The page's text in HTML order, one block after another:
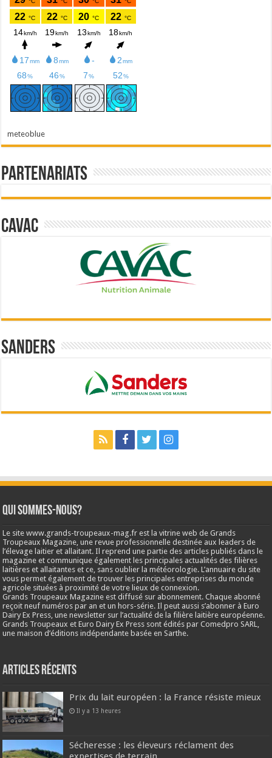
meteoblue
Partenariats
Cavac
Sanders
Qui sommes-nous?
Le site www.grands-troupeaux-mag.fr est la vitrine web de Grands
Troupeaux Magazine, une revue professionnelle destinée aux leaders de
l’élevage laitier et allaitant. Il reprend une partie des articles publiés dans le
magazine et communique également les principales actualités des filières
laitières et allaitantes et ce, sans oublier la météorologie. L’annuaire du site
vous permet également de trouver les principales entreprises du monde
agricole situées à proximité de votre lieux de connexion.
Grands Troupeaux Magazine est diffusé sur abonnement. Chaque abonné
reçoit neuf numéros par an et un hors-série. Il peut aussi s’abonner à Euro
Dairy Ex Press, une newsletter sur l’actualité de la filière laitière européenne.
Grands Troupeaux et Euro Dairy Ex Press sont édités par Comedpro SARL,
une maison d’éditions indépendante basée en Sarthe.
Articles récents
Prix du lait européen : la France résiste mieux
Il y a 13 heures
Sécheresse : les éleveurs réclament des